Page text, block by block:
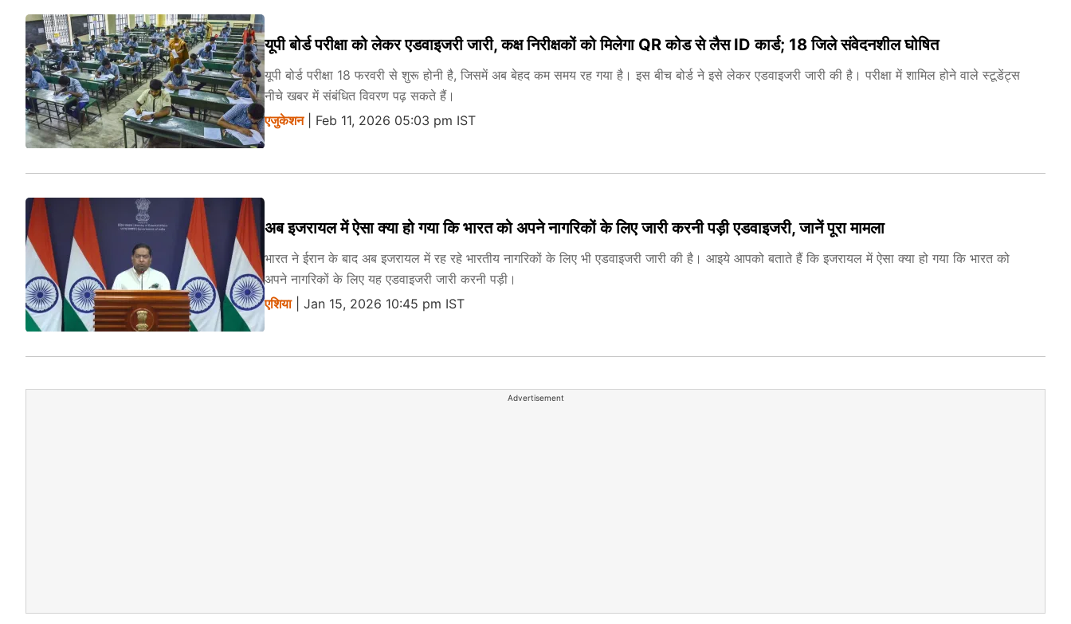
यूपी बोर्ड परीक्षा को लेकर एडवाइजरी जारी, कक्ष निरीक्षकों को मिलेगा QR कोड से लैस ID कार्ड; 18 जिले संवेदनशील घोषित
यूपी बोर्ड परीक्षा 18 फरवरी से शुरू होनी है, जिसमें अब बेहद कम समय रह गया है। इस बीच बोर्ड ने इसे लेकर एडवाइजरी जारी की है। परीक्षा में शामिल होने वाले स्टूडेंट्स
नीचे खबर में संबंधित विवरण पढ़ सकते हैं।
एजुकेशन| Feb 11, 2026 05:03 pm IST
अब इजरायल में ऐसा क्या हो गया कि भारत को अपने नागरिकों के लिए जारी करनी पड़ी एडवाइजरी, जानें पूरा मामला
भारत ने ईरान के बाद अब इजरायल में रह रहे भारतीय नागरिकों के लिए भी एडवाइजरी जारी की है। आइये आपको बताते हैं कि इजरायल में ऐसा क्या हो गया कि भारत को
अपने नागरिकों के लिए यह एडवाइजरी जारी करनी पड़ी।
एशिया| Jan 15, 2026 10:45 pm IST
Advertisement